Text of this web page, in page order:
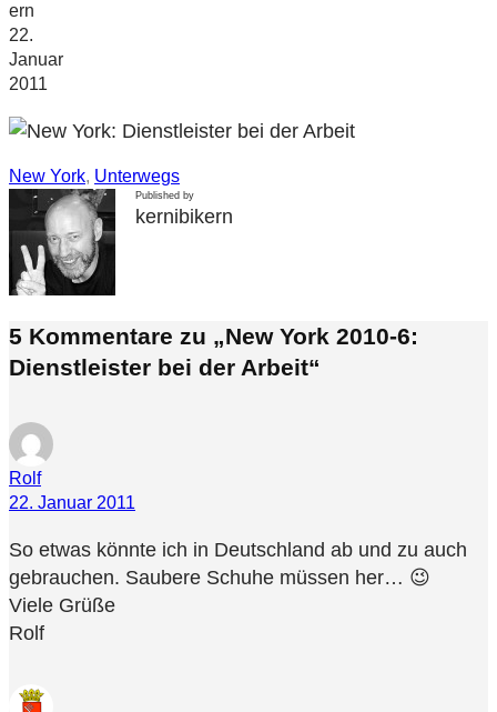
ern
22.
Januar
2011
New York, Unterwegs
Published by
kernibikern
5 Kommentare zu „New York 2010-6:
Dienstleister bei der Arbeit“
Rolf
22. Januar 2011
So etwas könnte ich in Deutschland ab und zu auch
gebrauchen. Saubere Schuhe müssen her… 😉
Viele Grüße
Rolf